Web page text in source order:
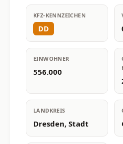
KFZ-KENNZEICHEN
DD
EINWOHNER
556.000
LANDKREIS
Dresden, Stadt